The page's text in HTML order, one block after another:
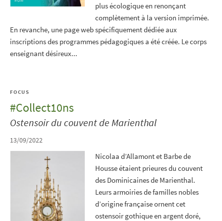
plus écologique en renonçant
complètement à la version imprimée.
En revanche, une page web spécifiquement dédiée aux
inscriptions des programmes pédagogiques a été créée. Le corps
enseignant désireux...
FOCUS
#Collect10ns
Ostensoir du couvent de Marienthal
13/09/2022
Nicolaa d’Allamont et Barbe de
Housse étaient prieures du couvent
des Dominicaines de Marienthal.
Leurs armoiries de familles nobles
d’origine française ornent cet
ostensoir gothique en argent doré,